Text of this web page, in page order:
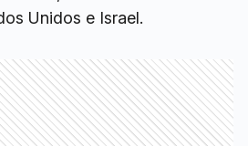
Unidos e Israel.